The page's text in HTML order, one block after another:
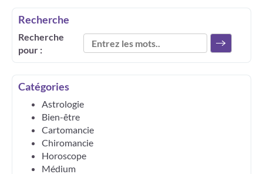
Recherche
Recherche
pour :
Catégories
Astrologie
Bien-être
Cartomancie
Chiromancie
Horoscope
Médium